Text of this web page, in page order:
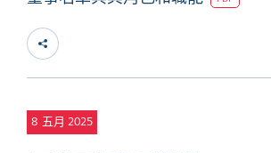
8 五月 2025